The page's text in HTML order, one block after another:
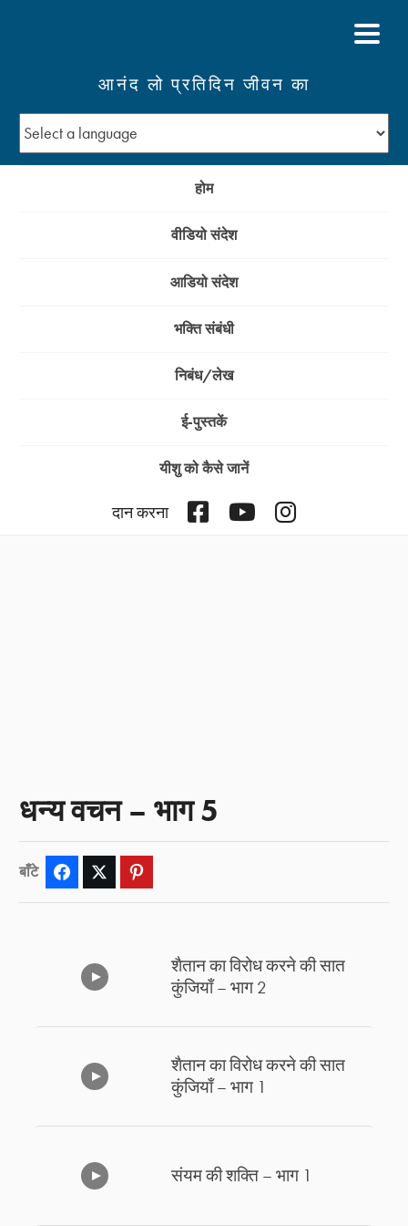
आनंद लो प्रतिदिन जीवन का
होम
वीडियो संदेश
आडियो संदेश
भक्ति संबंधी
निबंध/लेख
ई-पुस्तकें
यीशु को कैसे जानें
दान करना FacebookYouTubeInstagram
धन्य वचन – भाग 5
बाँटे Facebook Twitter
शैतान का विरोध करने की सात
कुंजियाँ – भाग 2
शैतान का विरोध करने की सात
कुंजियाँ – भाग 1
संयम की शक्ति – भाग 1